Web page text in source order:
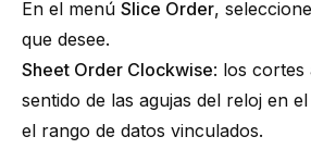
En el menú Slice Order,
que desee.
Sheet Order Clockwise: los cortes
sentido de las agujas del reloj en
el rango de datos vinculados.